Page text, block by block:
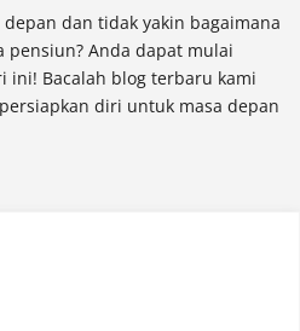
dan tidak yakin bagaimana
pensiun? Anda dapat mulai
ini! Bacalah blog terbaru kami
diri untuk masa depan